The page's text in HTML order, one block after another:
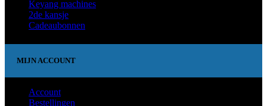
Keyang machines
2de kansje
Cadeaubonnen
MIJN ACCOUNT
Account
Bestellingen